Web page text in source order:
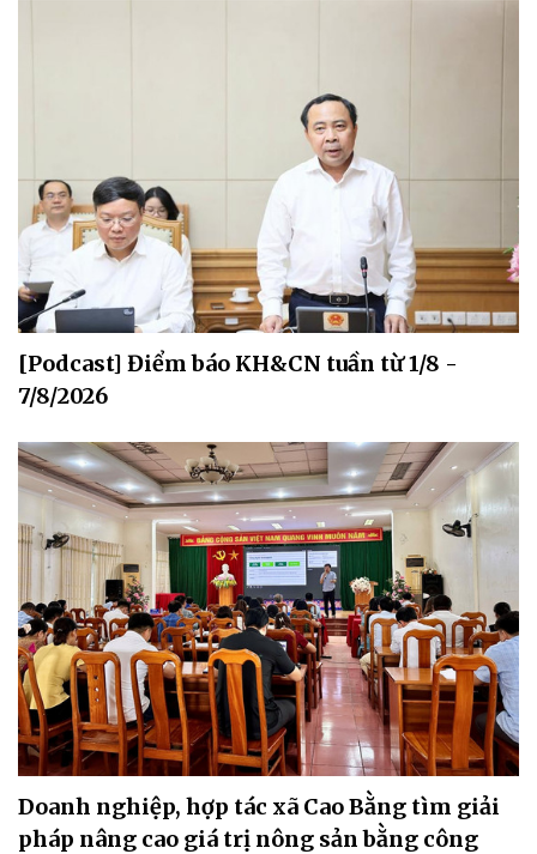
[Podcast] Điểm báo KH&CN tuần từ 1/8 -
7/8/2026
Doanh nghiệp, hợp tác xã Cao Bằng tìm giải
pháp nâng cao giá trị nông sản bằng công